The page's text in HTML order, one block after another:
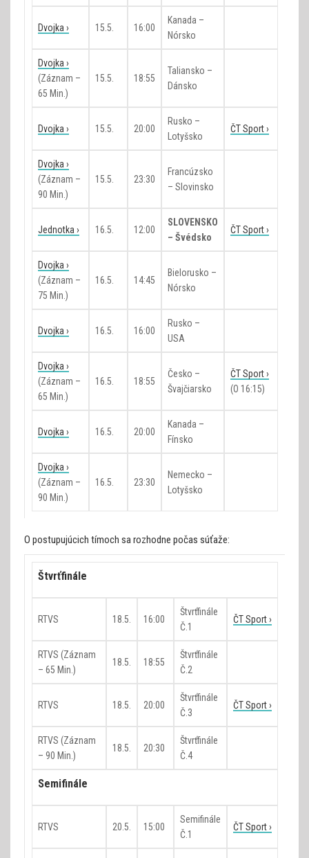
Dvojka › 15.5. 16:00
Kanada –
Nórsko
Dvojka ›
(záznam –
65 Min.)
15.5. 18:55
Taliansko –
Dánsko
Dvojka › 15.5. 20:00
Rusko –
Lotyšsko
ČT Sport ›
Dvojka ›
(záznam –
90 Min.)
15.5. 23:30
Francúzsko
– Slovinsko
Jednotka › 16.5. 12:00
SLOVENSKO
– Švédsko
ČT Sport ›
Dvojka ›
(záznam –
75 Min.)
16.5. 14:45
Bielorusko –
Nórsko
Dvojka › 16.5. 16:00
Rusko –
USA
Dvojka ›
(záznam –
65 Min.)
16.5. 18:55
Česko –
Švajčiarsko
ČT Sport ›
(o 16:15)
Dvojka › 16.5. 20:00
Kanada –
Fínsko
Dvojka ›
(záznam –
90 Min.)
16.5. 23:30
Nemecko –
Lotyšsko
O postupujúcich tímoch sa rozhodne počas súťaže:
Štvrťfinále
RTVS 18.5. 16:00
Štvrťfinále
Č.1
ČT Sport ›
RTVS (záznam
– 65 Min.)
18.5. 18:55
Štvrťfinále
Č.2
RTVS 18.5. 20:00
Štvrťfinále
Č.3
ČT Sport ›
RTVS (záznam
– 90 Min.)
18.5. 20:30
Štvrťfinále
Č.4
Semifinále
RTVS 20.5. 15:00
Semifinále
Č.1
ČT Sport ›